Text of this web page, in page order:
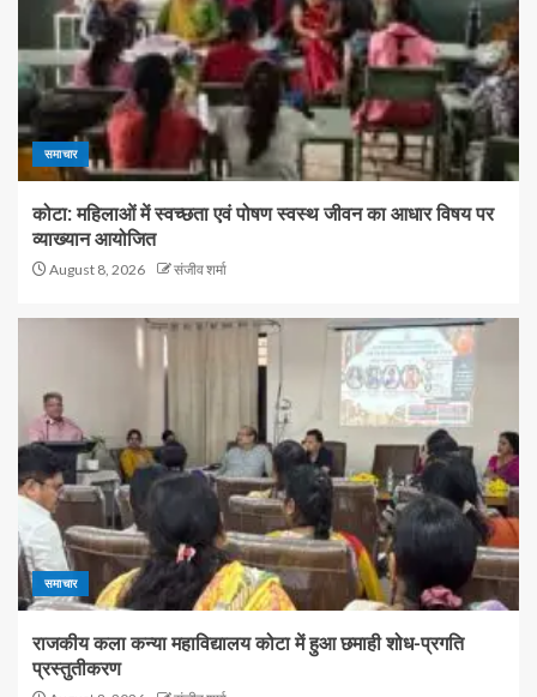
समाचार
कोटा: महिलाओं में स्वच्छता एवं पोषण स्वस्थ जीवन का आधार विषय पर
व्याख्यान आयोजित
August 8, 2026 संजीव शर्मा
समाचार
राजकीय कला कन्या महाविद्यालय कोटा में हुआ छमाही शोध-प्रगति
प्रस्तुतीकरण